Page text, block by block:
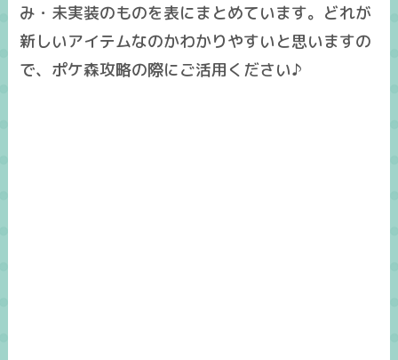
み・未実装のものを表にまとめています。 どれが
新しいアイテムなのかわかりやすい と思いますの
で、ポケ森攻略の際にご活用ください♪